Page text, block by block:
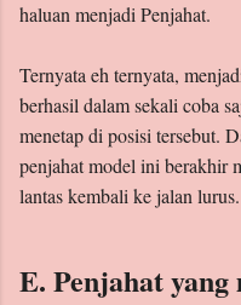
haluan menjadi Penjahat.
Ternyata eh ternyata,
berhasil dalam sekali coba
menetap di posisi tersebut.
penjahat model ini berakhir
lantas kembali ke jalan lurus.
E. Penjahat yang